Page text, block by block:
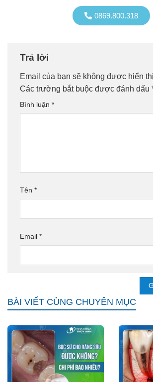
0869.800.318
Trả lời
Email của bạn sẽ không được hiển
Các trường bắt buộc được đánh dấu
Bình luận *
Tên *
Email *
BÀI VIẾT CÙNG CHUYÊN MỤC